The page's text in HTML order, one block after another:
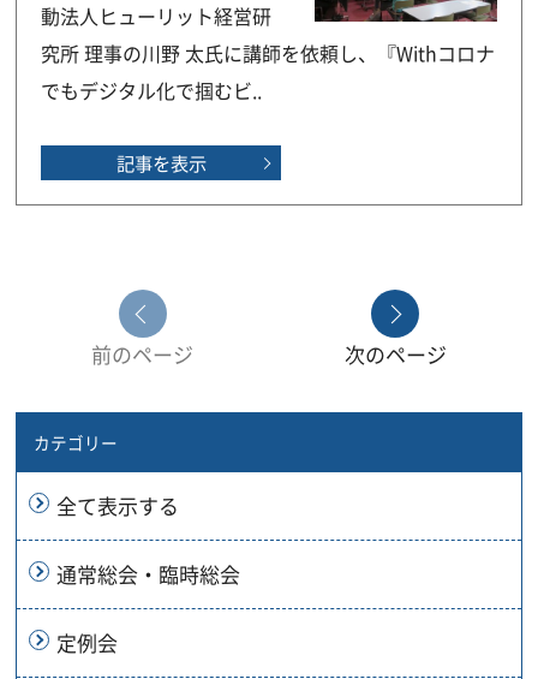
動法人ヒューリット経営研
究所 理事の川野 太氏に講師を依頼し、『Withコロナ
でもデジタル化で掴むビ..
記事を表示
前のページ 次のページ
カテゴリー
全て表示する
通常総会・臨時総会
定例会